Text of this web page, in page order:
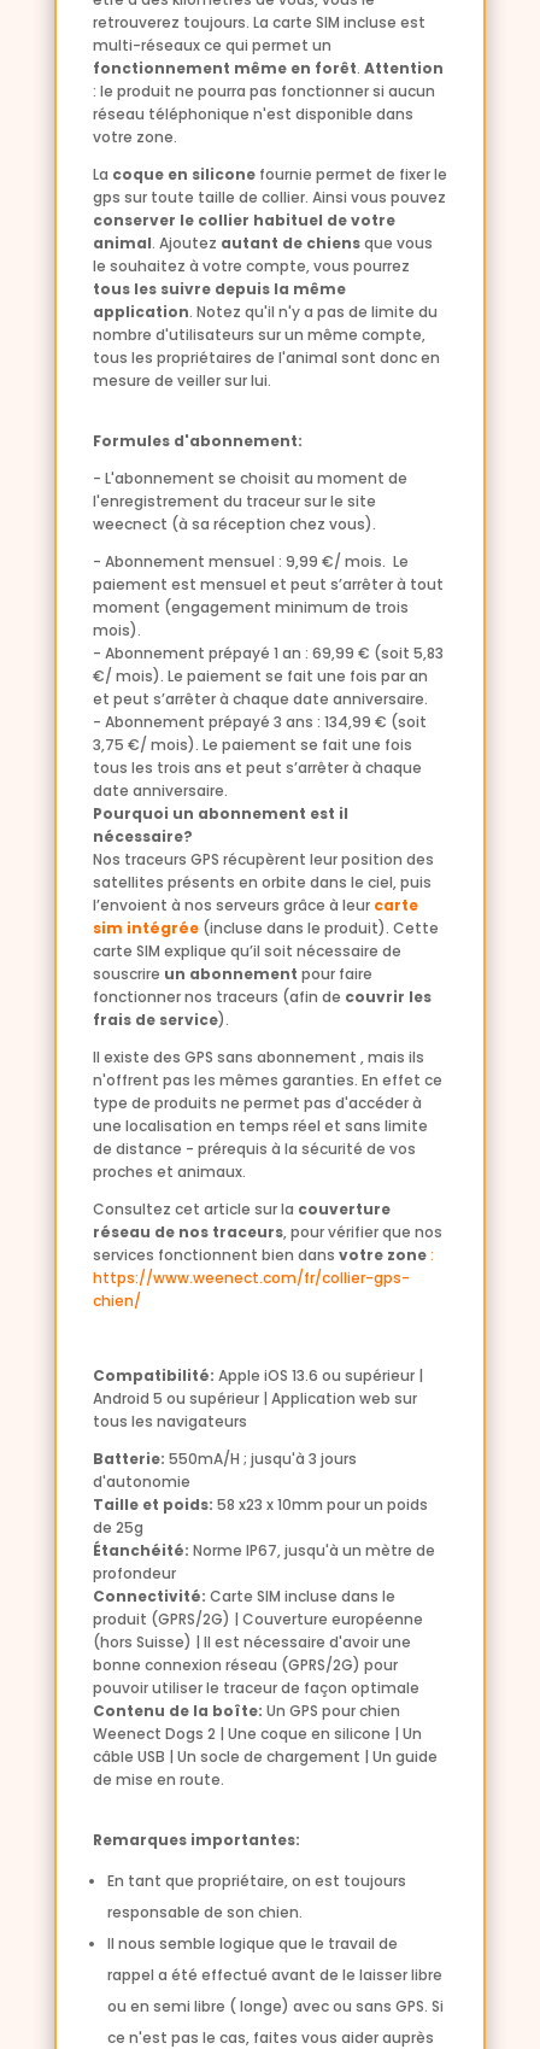
retrouverez toujours. La carte SIM incluse est
multi-réseaux ce qui permet un
fonctionnement même en forêt. Attention
: le produit ne pourra pas fonctionner si aucun
réseau téléphonique n'est disponible dans
votre zone.
La coque en siliconefournie permet de fixer le
gps sur toute taille de collier. Ainsi vous pouvez
conserver le collier habituel de votre
animal. Ajoutez autant de chiensque vous
le souhaitez à votre compte, vous pourrez
tous les suivre depuis la même
application. Notez qu'il n'y a pas de limite du
nombre d'utilisateurs sur un même compte,
tous les propriétaires de l'animal sont donc en
mesure de veiller sur lui.
Formules d'abonnement:
- L'abonnement se choisit au moment de
l'enregistrement du traceur sur le site
weecnect (à sa réception chez vous).
- Abonnement mensuel : 9,99 €/ mois. Le
paiement est mensuel et peut s’arrêter à tout
moment (engagement minimum de trois
mois).
- Abonnement prépayé 1 an : 69,99 € (soit 5,83
€/ mois). Le paiement se fait une fois par an
et peut s’arrêter à chaque date anniversaire.
- Abonnement prépayé 3 ans : 134,99 € (soit
3,75 €/ mois). Le paiement se fait une fois
tous les trois ans et peut s’arrêter à chaque
date anniversaire.
Pourquoi un abonnement est il
nécessaire?
Nos traceurs GPS récupèrent leur position des
satellites présents en orbite dans le ciel, puis
l’envoient à nos serveurs grâce à leur carte
sim intégrée(incluse dans le produit). Cette
carte SIM explique qu’il soit nécessaire de
souscrire un abonnement pour faire
fonctionner nos traceurs (afin de couvrir les
frais de service).
Il existe des GPS sans abonnement , mais ils
n'offrent pas les mêmes garanties. En effet ce
type de produits ne permet pas d'accéder à
une localisation en temps réel et sans limite
de distance - prérequis à la sécurité de vos
proches et animaux.
Consultez cet article sur la couverture
réseau de nos traceurs, pour vérifier que nos
services fonctionnent bien dans votre zone:
https://www.weenect.com/fr/collier-gps-
chien/
Compatibilité: Apple iOS 13.6 ou supérieur |
Android 5 ou supérieur | Application web sur
tous les navigateurs
Batterie: 550mA/H ; jusqu'à 3 jours
d'autonomie
Taille et poids: 58 x23 x 10mm pour un poids
de 25g
Étanchéité: Norme IP67, jusqu'à un mètre de
profondeur
Connectivité: Carte SIM incluse dans le
produit (GPRS/2G) | Couverture européenne
(hors Suisse) | Il est nécessaire d'avoir une
bonne connexion réseau (GPRS/2G) pour
pouvoir utiliser le traceur de façon optimale
Contenu de la boîte: Un GPS pour chien
Weenect Dogs 2 | Une coque en silicone | Un
câble USB | Un socle de chargement | Un guide
de mise en route.
Remarques importantes:
En tant que propriétaire, on est toujours
responsable de son chien.
Il nous semble logique que le travail de
rappel a été effectué avant de le laisser libre
ou en semi libre ( longe) avec ou sans GPS. Si
ce n'est pas le cas, faites vous aider auprès